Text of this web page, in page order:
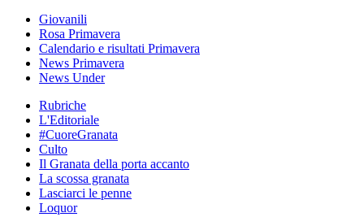
Giovanili
Rosa Primavera
Calendario e risultati Primavera
News Primavera
News Under
Rubriche
L'Editoriale
#CuoreGranata
Culto
Il Granata della porta accanto
La scossa granata
Lasciarci le penne
Loquor